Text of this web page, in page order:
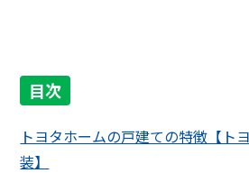
目次
トヨタホームの戸建ての特徴【ト
装】